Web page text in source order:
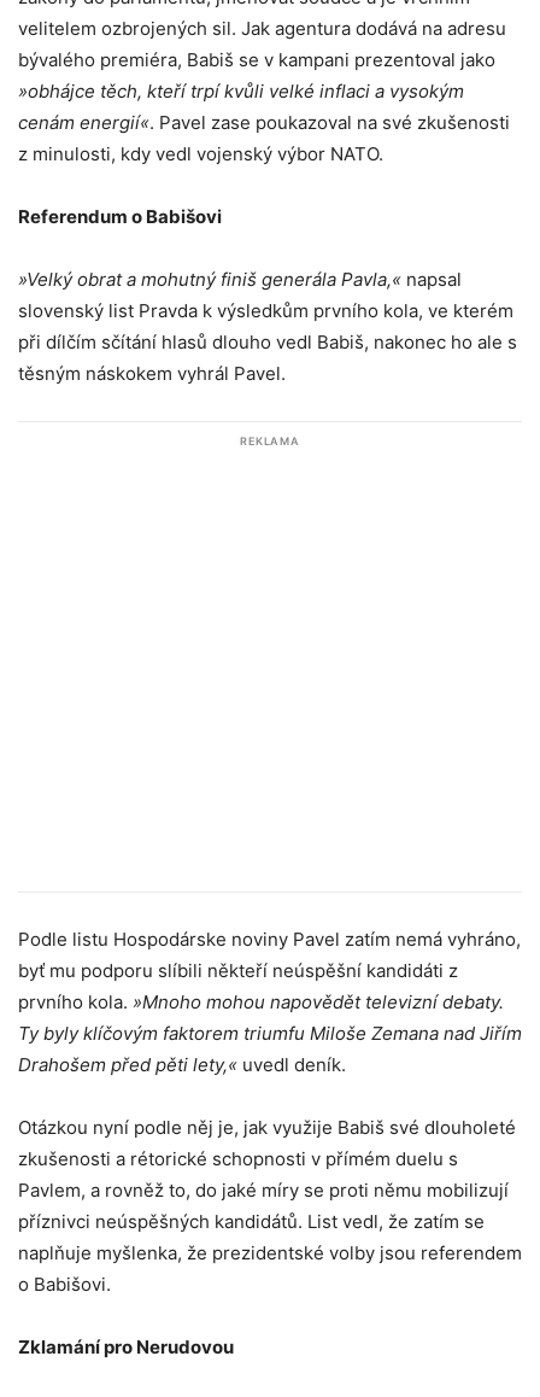
velitelem ozbrojených sil. Jak agentura dodává na adresu
bývalého premiéra, Babiš se v kampani prezentoval jako
»obhájce těch, kteří trpí kvůli velké inflaci a vysokým
cenám energií«. Pavel zase poukazoval na své zkušenosti
z minulosti, kdy vedl vojenský výbor NATO.
Referendum o Babišovi
»Velký obrat a mohutný finiš generála Pavla,« napsal
slovenský list Pravda k výsledkům prvního kola, ve kterém
při dílčím sčítání hlasů dlouho vedl Babiš, nakonec ho ale s
těsným náskokem vyhrál Pavel.
REKLAMA
Podle listu Hospodárske noviny Pavel zatím nemá vyhráno,
byť mu podporu slíbili někteří neúspěšní kandidáti z
prvního kola. »Mnoho mohou napovědět televizní debaty.
Ty byly klíčovým faktorem triumfu Miloše Zemana nad Jiřím
Drahošem před pěti lety,« uvedl deník.
Otázkou nyní podle něj je, jak využije Babiš své dlouholeté
zkušenosti a rétorické schopnosti v přímém duelu s
Pavlem, a rovněž to, do jaké míry se proti němu mobilizují
příznivci neúspěšných kandidátů. List vedl, že zatím se
naplňuje myšlenka, že prezidentské volby jsou referendem
o Babišovi.
Zklamání pro Nerudovou